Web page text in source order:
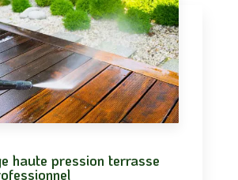
haute pression terrasse